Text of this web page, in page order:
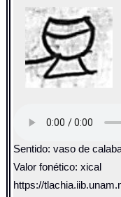
Sentido: vaso de
Valor fonético: xical
https://